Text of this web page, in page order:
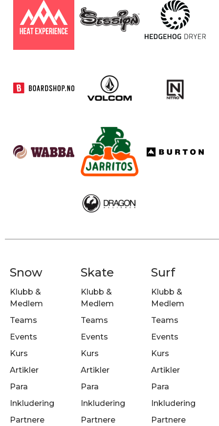
Snow
Klubb &
Medlem
Teams
Events
Kurs
Artikler
Para
Inkludering
Partnere
Skate
Klubb &
Medlem
Teams
Events
Kurs
Artikler
Para
Inkludering
Partnere
Surf
Klubb &
Medlem
Teams
Events
Kurs
Artikler
Para
Inkludering
Partnere